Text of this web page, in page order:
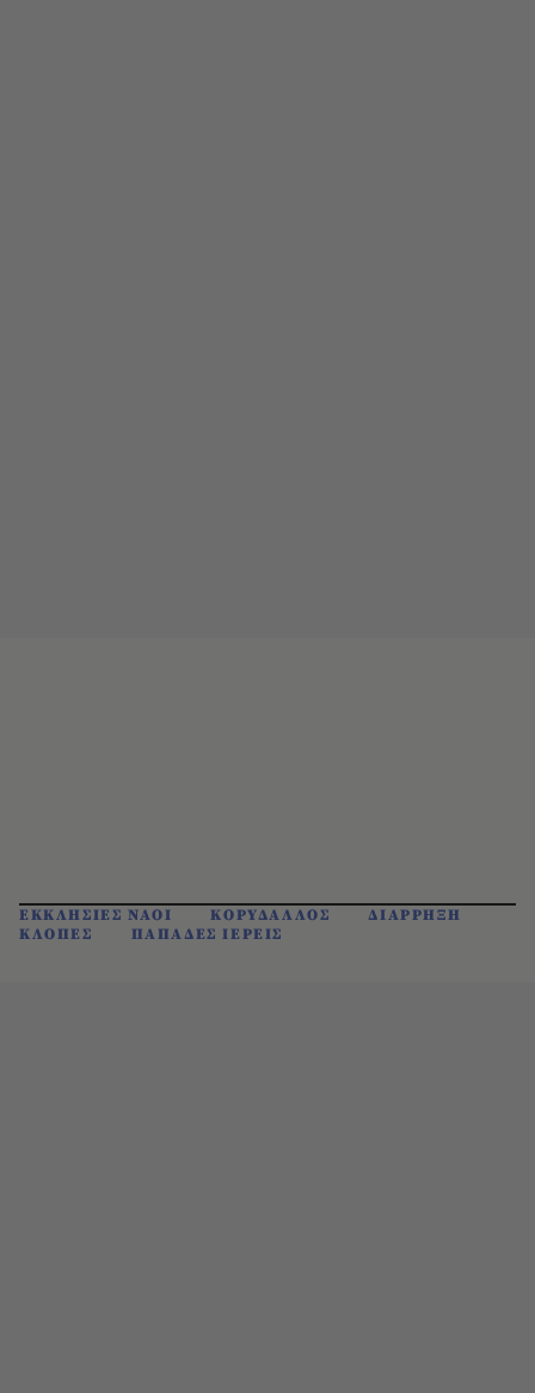
ΕΚΚΛΗΣΙΕΣ ΝΑΟΙ ΚΟΡΥΔΑΛΛΟΣ
ΔΙΑΡΡΗΞΗ
ΚΛΟΠΕΣ
ΠΑΠΑΔΕΣ ΙΕΡΕΙΣ